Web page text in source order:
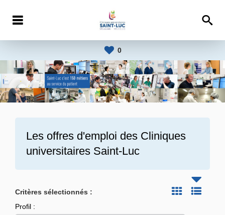
0
Les offres d'emploi des Cliniques
universitaires Saint-Luc
Critères sélectionnés :
Profil :